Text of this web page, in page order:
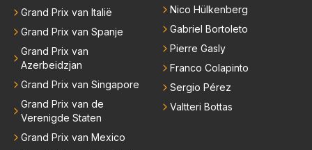
Grand Prix van Italië
Grand Prix van Spanje
Grand Prix van
Azerbeidzjan
Grand Prix van Singapore
Grand Prix van de
Verenigde Staten
Grand Prix van Mexico
Nico Hülkenberg
Gabriel Bortoleto
Pierre Gasly
Franco Colapinto
Sergio Pérez
Valtteri Bottas